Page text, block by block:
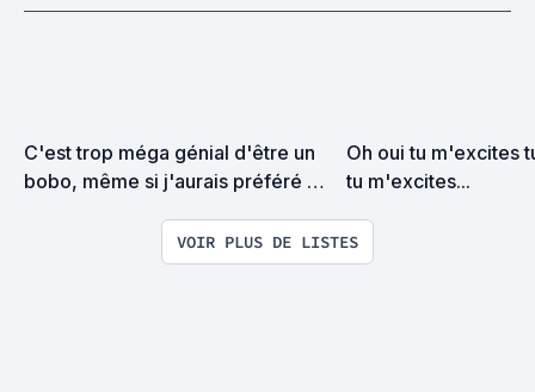
C'est trop méga génial d'être un
bobo, même si j'aurais préféré
Oh oui tu m'excites
tu m'excites...
VOIR PLUS DE LISTES